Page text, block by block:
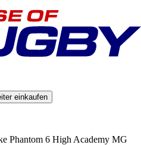
einkaufen
Phantom 6 High Academy MG